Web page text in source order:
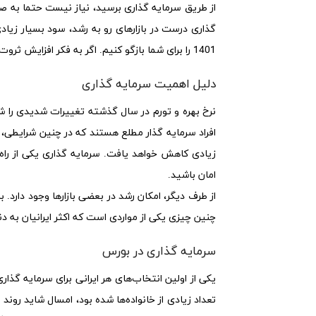
از طریق سرمایه گذاری برسید، نیاز نیست حتما به
گذاری درست در بازارهای رو به رشد، سود بسیار
1401 را برای شما بازگو کنیم. اگر به فکر افزایش ثروت خود هستید، با ما همراه باشید.
دلیل اهمیت سرمایه گذاری
نرخ بهره و تورم در سال گذشته تغییرات شدیدی را
افراد سرمایه گذار مطلع هستند که در چنین
زیادی کاهش خواهد یافت. سرمایه گذاری یکی از
امان باشید.
از طرف دیگر، امکان رشد در بعضی بازارها وجود
چنین چیزی یکی از مواردی است که اکثر ایرانیان به
سرمایه گذاری در بورس
یکی از اولین انتخاب‌های هر ایرانی برای سرمایه
تعداد زیادی از خانواده‌ها شده بود، امسال شاید